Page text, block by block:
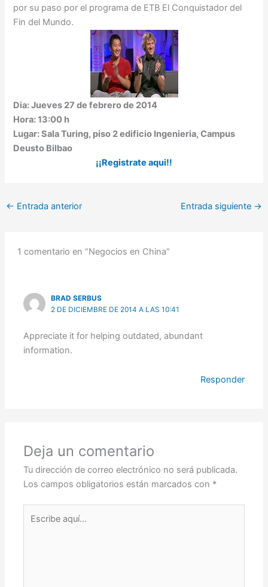
por su paso por el programa de ETB El Conquistador del
Fin del Mundo.
Dia: Jueves 27 de febrero de 2014
Hora: 13:00 h
Lugar: Sala Turing, piso 2 edificio Ingenieria, Campus
Deusto Bilbao
¡¡Registrate aqui!!
← Entrada anterior Entrada siguiente →
1 comentario en “Negocios en China”
BRAD SERBUS
2 DE DICIEMBRE DE 2014 A LAS 10:41
Appreciate it for helping outdated, abundant
information.
Responder
Deja un comentario
Tu dirección de correo electrónico no será publicada.
Los campos obligatorios están marcados con *
aquí...